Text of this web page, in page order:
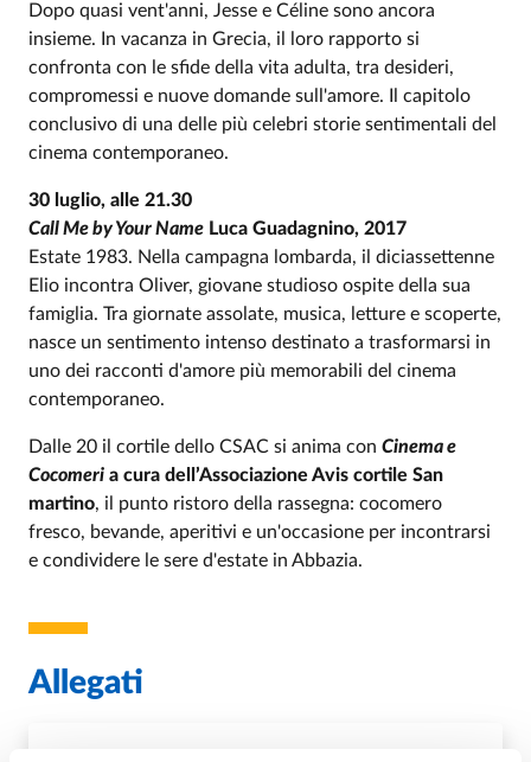
Dopo quasi vent'anni, Jesse e Céline sono ancora
insieme. In vacanza in Grecia, il loro rapporto si
confronta con le sfide della vita adulta, tra desideri,
compromessi e nuove domande sull'amore. Il capitolo
conclusivo di una delle più celebri storie sentimentali del
cinema contemporaneo.
30 luglio, alle 21.30
Call Me by Your Name Luca Guadagnino, 2017
Estate 1983. Nella campagna lombarda, il diciassettenne
Elio incontra Oliver, giovane studioso ospite della sua
famiglia. Tra giornate assolate, musica, letture e scoperte,
nasce un sentimento intenso destinato a trasformarsi in
uno dei racconti d'amore più memorabili del cinema
contemporaneo.
Dalle 20 il cortile dello CSAC si anima con Cinema e
Cocomeri a cura dell’Associazione Avis cortile San
martino, il punto ristoro della rassegna: cocomero
fresco, bevande, aperitivi e un'occasione per incontrarsi
e condividere le sere d'estate in Abbazia.
Allegati